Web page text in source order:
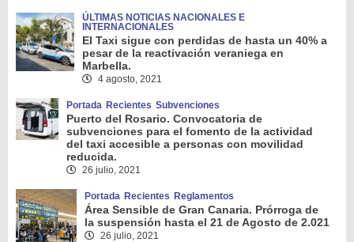
ÚLTIMAS NOTICIAS NACIONALES E
INTERNACIONALES
El Taxi sigue con perdidas de hasta un 40% a
pesar de la reactivación veraniega en
Marbella.
4 agosto, 2021
Portada Recientes Subvenciones
Puerto del Rosario. Convocatoria de
subvenciones para el fomento de la actividad
del taxi accesible a personas con movilidad
reducida.
26 julio, 2021
Portada Recientes Reglamentos
Área Sensible de Gran Canaria. Prórroga de
la suspensión hasta el 21 de Agosto de 2.021
26 julio, 2021